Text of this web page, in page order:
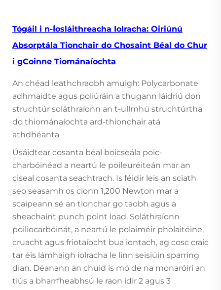
Tógáil i n-Íosláithreacha Iolracha: Oiriúnú
Absorptála Tionchair do Chosaint Béal do Chur
i gCoinne Tiománaíochta
An chéad leathchraobh amuigh: Polycarbonate
adhmaidte agus poliúráin a thugann láidriú don
struchtúr soláthraíonn an t-ullmhú struchtúrtha
do thiománaíochta ard-thionchair atá
athdhéanta
Úsáidtear cosanta béal boicseála poic-
charbóinéad a neartú le poileuréiteán mar an
ciseal cosanta seachtrach. Is féidir leis an sciath
seo seasamh os cionn 1,200 Newton mar a
scaipeann sé an tionchar go taobh agus a
sheachaint punch point load. Soláthraíonn
poiliocarbóinát, a neartú le polaiméir pholaitéine,
cruacht agus friotaíocht bua iontach, ag cosc craic
tar éis lámhaigh iolracha le linn seisiúin sparring
dian. Déanann an chuid is mó de na monaróirí an
tiús a bharrfheabhsú le raon idir 2 agus 3